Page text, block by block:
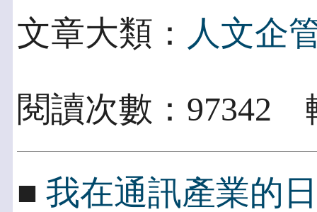
文章大類： 人文企
閱讀次數：97342
■ 我在通訊產業的